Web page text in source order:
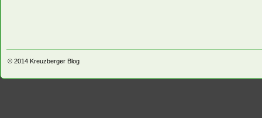
© 2014 Kreuzberger Blog